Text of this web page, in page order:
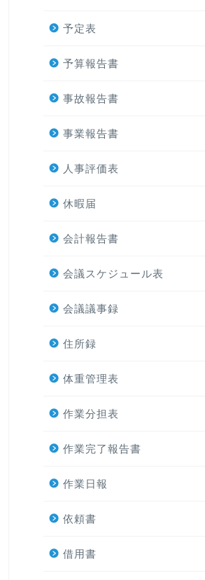
予定表
予算報告書
事故報告書
事業報告書
人事評価表
休暇届
会計報告書
会議スケジュール表
会議議事録
住所録
体重管理表
作業分担表
作業完了報告書
作業日報
依頼書
借用書